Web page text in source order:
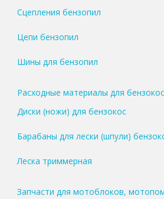
Сцепления бензопил
Цепи бензопил
Шины для бензопил
Расходные материалы для бензокос
Диски (ножи) для бензокос
Барабаны для лески (шпули)
Леска триммерная
Запчасти для мотоблоков,